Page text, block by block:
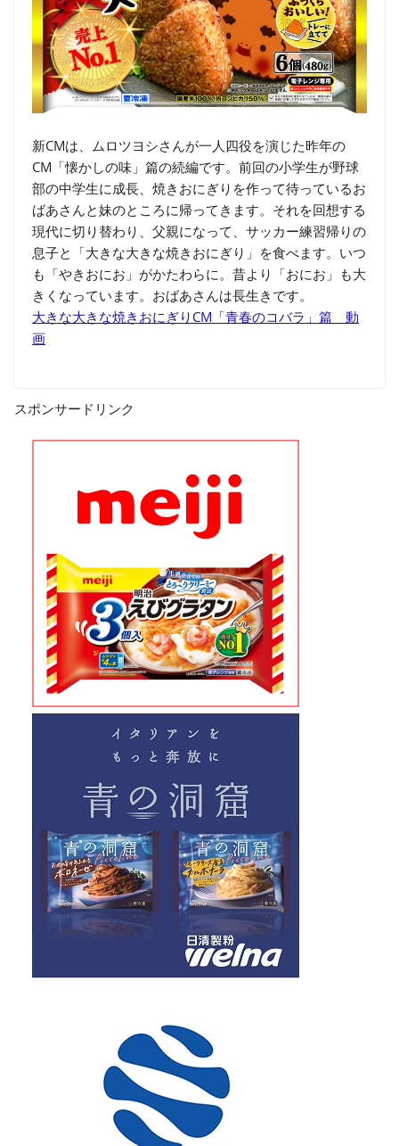
新CMは、ムロツヨシさんが一人四役を演じた昨年の
CM「懐かしの味」篇の続編です。前回の小学生が野球
部の中学生に成長、焼きおにぎりを作って待っているお
ばあさんと妹のところに帰ってきます。それを回想する
現代に切り替わり、父親になって、サッカー練習帰りの
息子と「大きな大きな焼きおにぎり」を食べます。いつ
も「やきおにお」がかたわらに。昔より「おにお」も大
きくなっています。おばあさんは長生きです。
大きな大きな焼きおにぎりCM「青春のコバラ」篇 動
画
スポンサードリンク